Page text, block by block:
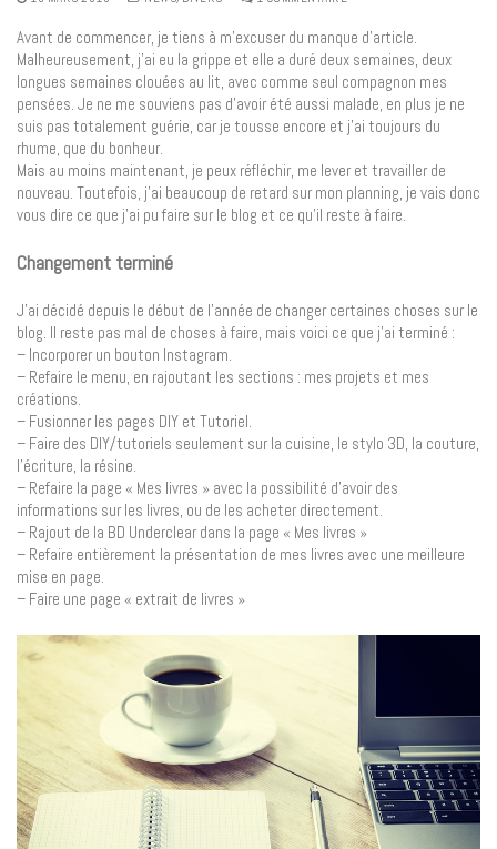
Avant de commencer, je tiens à m’excuser du manque d’article.
Malheureusement, j’ai eu la grippe et elle a duré deux semaines, deux
longues semaines clouées au lit, avec comme seul compagnon mes
pensées. Je ne me souviens pas d’avoir été aussi malade, en plus je ne
suis pas totalement guérie, car je tousse encore et j’ai toujours du
rhume, que du bonheur.
Mais au moins maintenant, je peux réfléchir, me lever et travailler de
nouveau. Toutefois, j’ai beaucoup de retard sur mon planning, je vais donc
vous dire ce que j’ai pu faire sur le blog et ce qu’il reste à faire.
Changement terminé
J’ai décidé depuis le début de l’année de changer certaines choses sur le
blog. Il reste pas mal de choses à faire, mais voici ce que j’ai terminé :
– Incorporer un bouton Instagram.
– Refaire le menu, en rajoutant les sections : mes projets et mes
créations.
– Fusionner les pages DIY et Tutoriel.
– Faire des DIY/tutoriels seulement sur la cuisine, le stylo 3D, la couture,
l’écriture, la résine.
– Refaire la page « Mes livres » avec la possibilité d’avoir des
informations sur les livres, ou de les acheter directement.
– Rajout de la BD Underclear dans la page « Mes livres »
– Refaire entièrement la présentation de mes livres avec une meilleure
mise en page.
– Faire une page « extrait de livres »